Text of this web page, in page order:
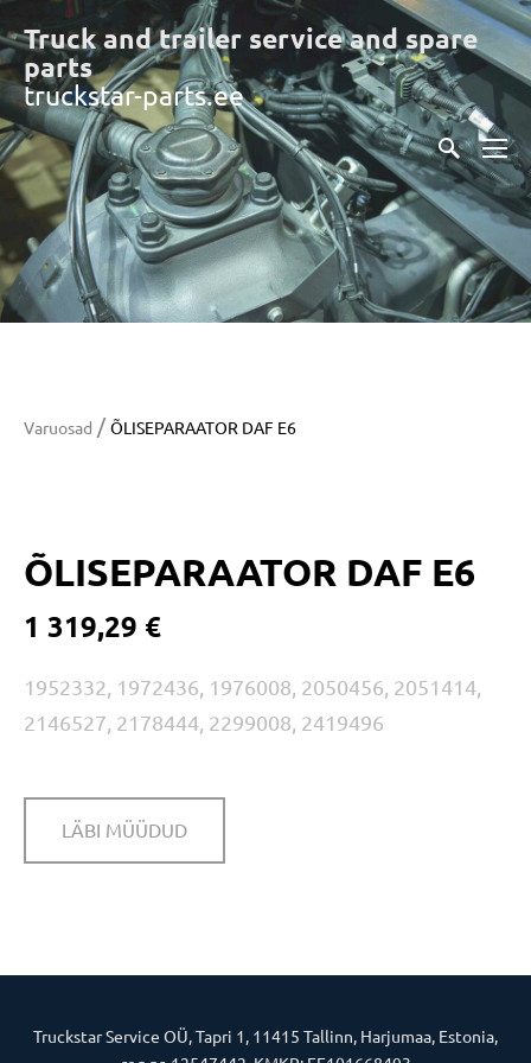
Truck and trailer service and spare
parts
truckstar-parts.ee
Varuosad / ÕLISEPARAATOR DAF E6
ÕLISEPARAATOR DAF E6
1 319,29 €
1952332, 1972436, 1976008, 2050456, 2051414,
2146527, 2178444, 2299008, 2419496
LÄBI MÜÜDUD
Truckstar Service OÜ, Tapri 1, 11415 Tallinn, Harjumaa, Estonia,